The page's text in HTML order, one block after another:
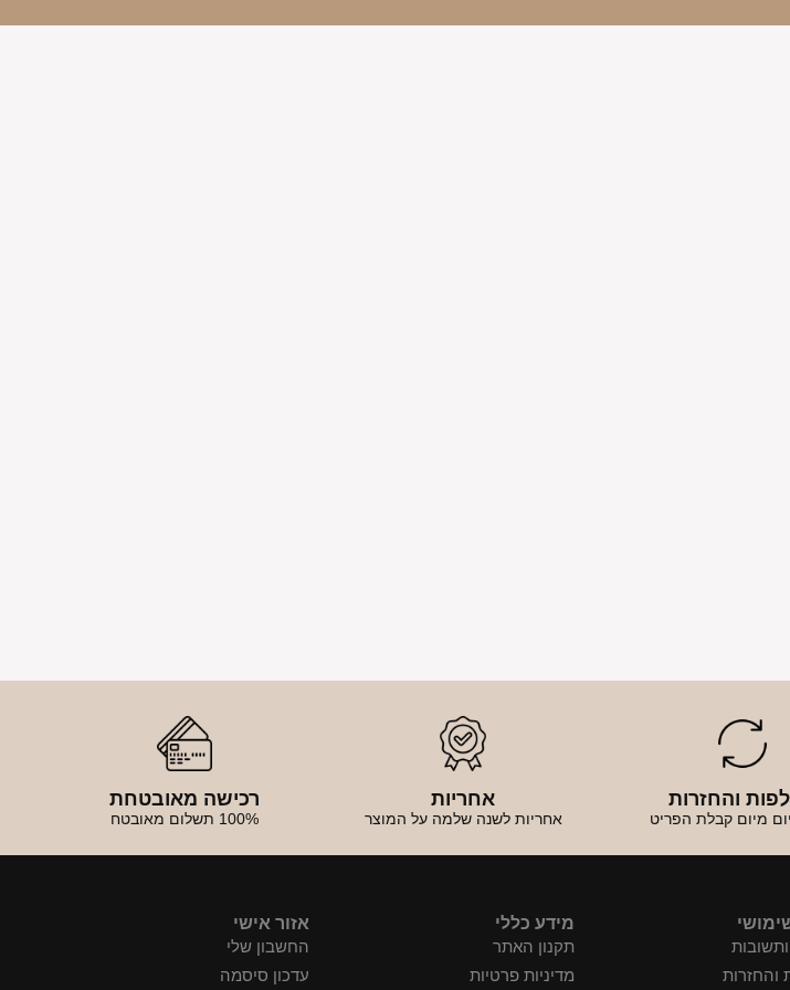
והחזרות אחריות
אחריות לשנה שלמה על המוצר
רכישה מאובטחת
100% תשלום מאובטח
והחזרות
מידע כללי
תקנון האתר
מדיניות פרטיות
אזור אישי
החשבון שלי
עדכון סיסמה